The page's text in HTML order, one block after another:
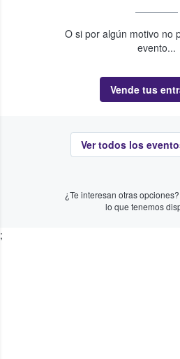
O si por algún motivo no
evento...
Vende tus
Ver todos los
¿Te interesan otras
lo que tenemos
;